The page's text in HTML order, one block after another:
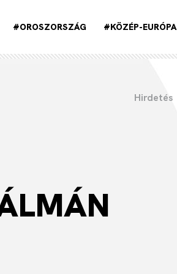
#OROSZORSZÁG #KÖZÉP-EURÓPA